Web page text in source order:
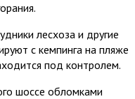
лесхоза и другие
с кемпинга на пляже
под контролем.
шоссе обломками